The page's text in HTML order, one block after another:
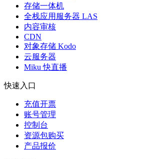
存储一体机
全栈应用服务器 LAS
内容审核
CDN
对象存储 Kodo
云服务器
Miku 快直播
快速入口
充值开票
账号管理
控制台
资源包购买
产品报价